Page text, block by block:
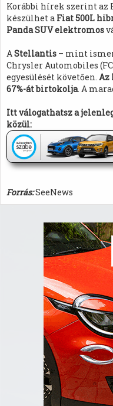
Korábbi hírek szerint az
készülhet a Fiat 500L
Panda SUV elektromos
AStellantis – mint
Chrysler Automobiles
egyesülését követően. Az
67%-át birtokolja. A
Itt válogathatsz a
közül:
Forrás:SeeNews